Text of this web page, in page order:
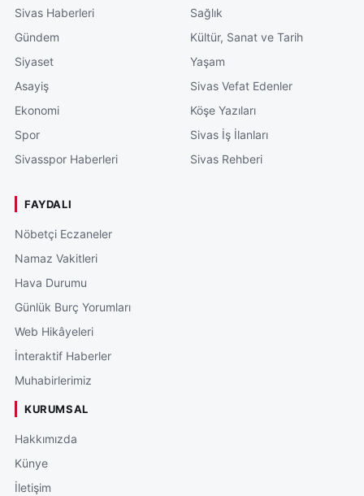
Sivas Haberleri
Gündem
Siyaset
Asayiş
Ekonomi
Spor
Sivasspor Haberleri
Sağlık
Kültür, Sanat ve Tarih
Yaşam
Sivas Vefat Edenler
Köşe Yazıları
Sivas İş İlanları
Sivas Rehberi
FAYDALI
Nöbetçi Eczaneler
Namaz Vakitleri
Hava Durumu
Günlük Burç Yorumları
Web Hikâyeleri
İnteraktif Haberler
Muhabirlerimiz
KURUMSAL
Hakkımızda
Künye
İletişim